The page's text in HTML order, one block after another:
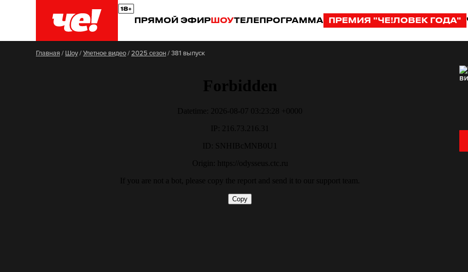
ПРЯМОЙ ЭФИРШОУТЕЛЕПРОГРАММА ПРЕМИЯ "ЧЕ!ЛОВЕК ГОДА"
Главная/ Шоу/Улетное видео/2025 сезон/381 выпуск